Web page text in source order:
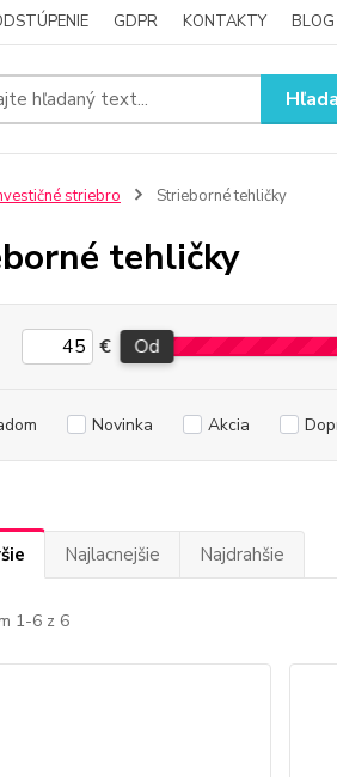
GDPR KONTAKTY BLOG
striebro Strieborné tehličky
tehličky
€ Od
Novinka Akcia
Najlacnejšie Najdrahšie
1-6 z 6